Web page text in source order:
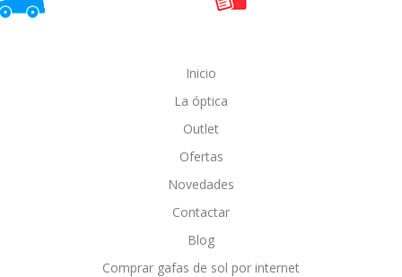
Inicio
La óptica
Outlet
Ofertas
Novedades
Contactar
Blog
Comprar gafas de sol por internet